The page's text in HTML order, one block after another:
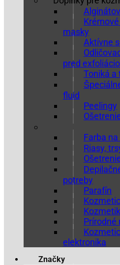
masky
Aktívne
pred
Toniká a
fluid
Peelingy
Farba
Riasy,
potreby
Parafín
Prírodné
elektronika
Značky